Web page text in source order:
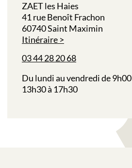
ZAET les Haies
41 rue Benoît Frachon
60740 Saint Maximin
Itinéraire
03 44 28 20 68
Du lundi au vendredi de
13h30 à 17h30